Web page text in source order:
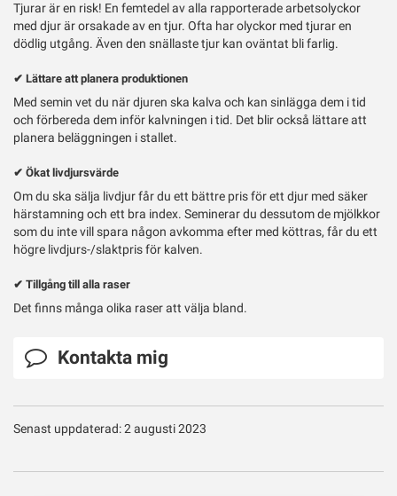
Tjurar är en risk! En femtedel av alla rapporterade arbetsolyckor
med djur är orsakade av en tjur. Ofta har olyckor med tjurar en
dödlig utgång. Även den snällaste tjur kan oväntat bli farlig.
✔ Lättare att planera produktionen
Med semin vet du när djuren ska kalva och kan sinlägga dem i tid
och förbereda dem inför kalvningen i tid. Det blir också lättare att
planera beläggningen i stallet.
✔ Ökat livdjursvärde
Om du ska sälja livdjur får du ett bättre pris för ett djur med säker
härstamning och ett bra index. Seminerar du dessutom de mjölkkor
som du inte vill spara någon avkomma efter med köttras, får du ett
högre livdjurs-/slaktpris för kalven.
✔ Tillgång till alla raser
Det finns många olika raser att välja bland.
Kontakta mig
Senast uppdaterad: 2 augusti 2023